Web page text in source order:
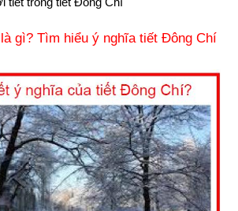
gì? Tìm hiểu ý nghĩa tiết Đông Chí